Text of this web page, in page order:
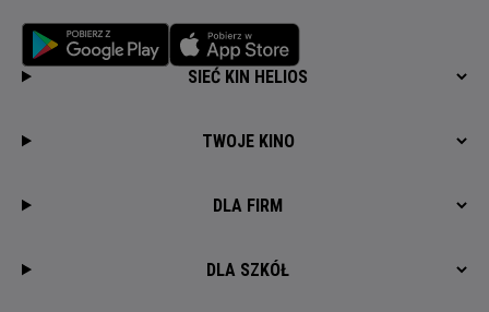
SIEĆ KIN HELIOS
TWOJE KINO
DLA FIRM
DLA SZKÓŁ